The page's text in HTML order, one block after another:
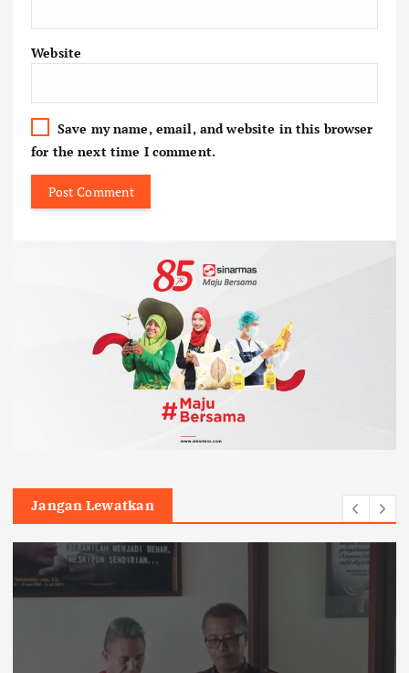
Website
Save my name, email, and website in this browser
for the next time I comment.
Jangan Lewatkan